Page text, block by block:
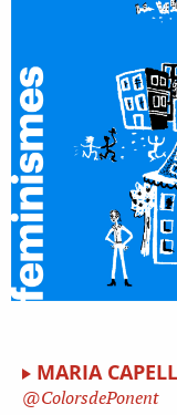
MARIA
ColorsdePonent